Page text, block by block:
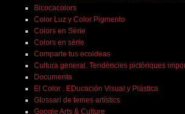
Bicocacolors
Color Luz y Color Pigmento
Colors en Sèrie
Colors en sèrie
Comparte tus ecoideas
Cultura general. Tendències pictòriques
Documenta
El Color . EDucación Visual y Plástica
Glossari de temes artístics
Google Arts & Culture